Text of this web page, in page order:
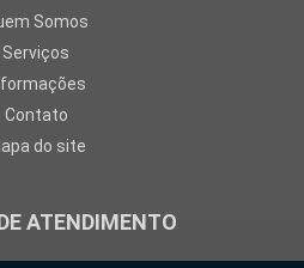
Somos
Serviços
Contato
do site
ATENDIMENTO